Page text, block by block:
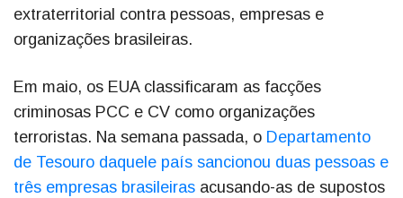
extraterritorial contra pessoas, empresas e
organizações brasileiras.
Em maio, os EUA classificaram as facções
criminosas PCC e CV como organizações
terroristas. Na semana passada, o Departamento
de Tesouro daquele país sancionou duas pessoas e
três empresas brasileiras acusando-as de supostos